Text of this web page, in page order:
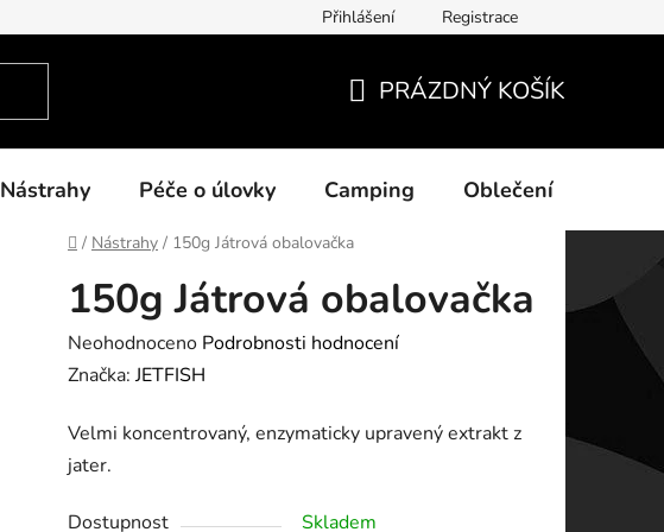
Přihlášení Registrace
KOŠÍK
PRÁZDNÝ KOŠÍK
Nástrahy Péče o úlovky Camping Oblečení
Domů
/ Nástrahy / 150g Játrová obalovačka
150g Játrová obalovačka
Průměrné
hodnocení
je
0,0
Neohodnoceno Podrobnosti hodnocení
Značka:JETFISH
Velmi koncentrovaný, enzymaticky upravený extrakt z
jater.
Dostupnost
Skladem